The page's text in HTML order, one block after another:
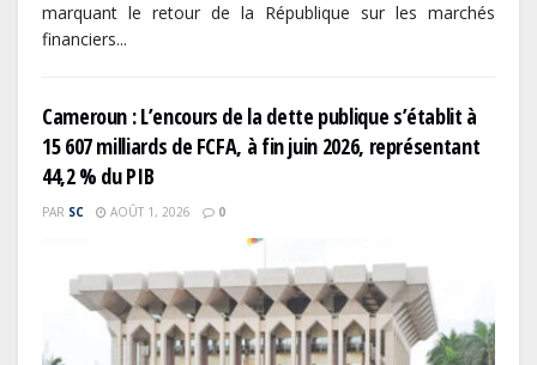
marquant le retour de la République sur les marchés
financiers...
Cameroun : L’encours de la dette publique s’établit à
15 607 milliards de FCFA, à fin juin 2026, représentant
44,2 % du PIB
PAR SC AOÛT 1, 2026 0